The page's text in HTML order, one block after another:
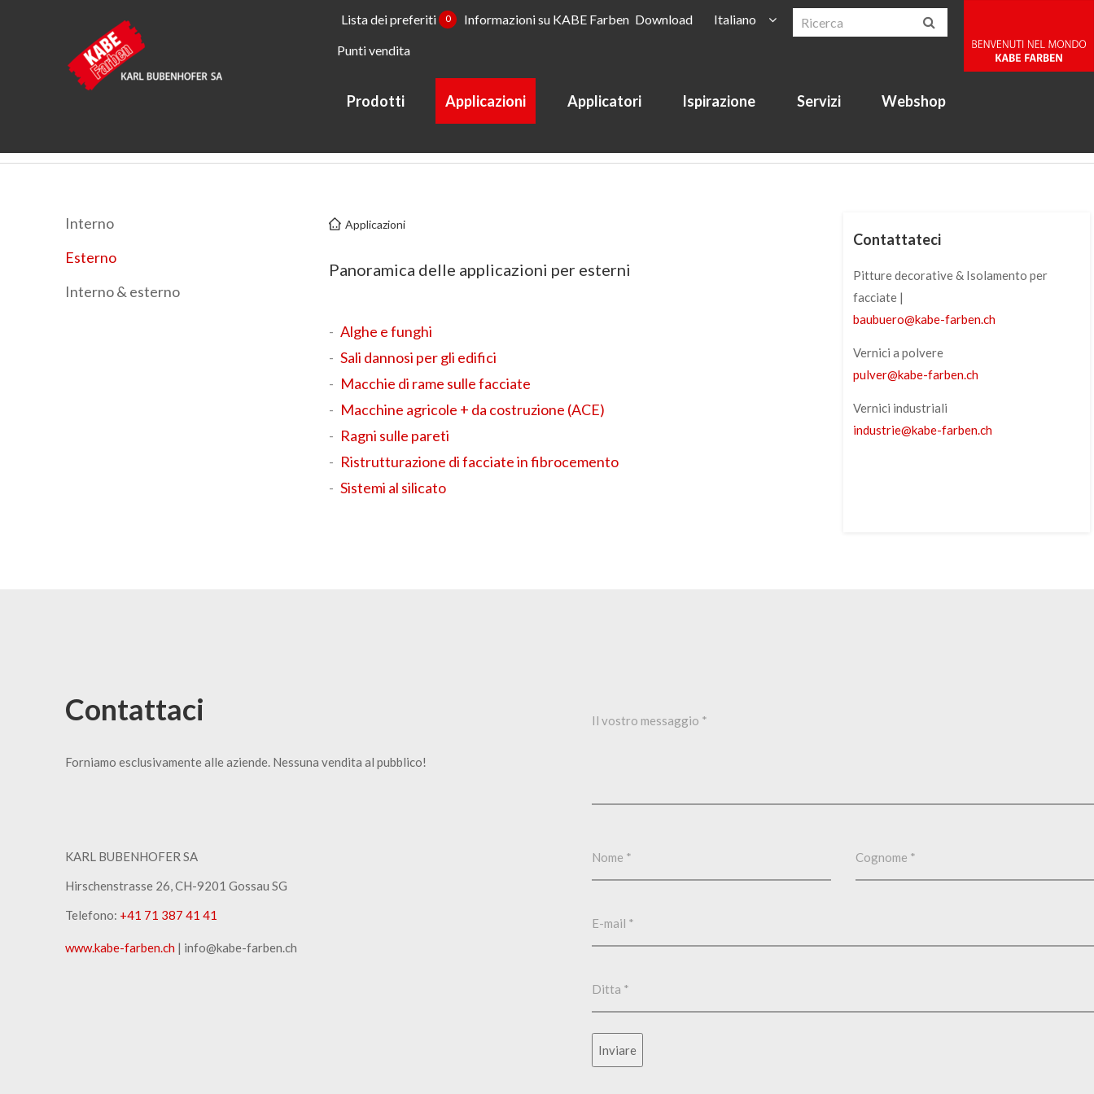
Lista dei preferiti 0 Informazioni su KABE Farben Download
Punti vendita
Italiano
Prodotti Applicazioni Applicatori Ispirazione Servizi Webshop
Interno
Esterno
Interno & esterno
Applicazioni
Panoramica delle applicazioni per esterni
Alghe e funghi
Sali dannosi per gli edifici
Macchie di rame sulle facciate
Macchine agricole + da costruzione (ACE)
Ragni sulle pareti
Ristrutturazione di facciate in fibrocemento
Sistemi al silicato
Contattateci
Pitture decorative & Isolamento per
facciate |
baubuero@kabe-farben.ch
Vernici a polvere
pulver@kabe-farben.ch
Vernici industriali
industrie@kabe-farben.ch
Contattaci
Forniamo esclusivamente alle aziende. Nessuna vendita al pubblico!
KARL BUBENHOFER SA
Hirschenstrasse 26, CH-9201 Gossau SG
Telefono: +41 71 387 41 41
www.kabe-farben.ch | info@kabe-farben.ch
Inviare